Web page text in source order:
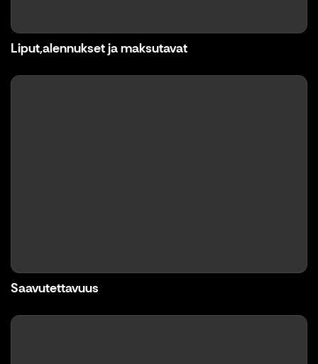
Liput,alennukset ja maksutavat
Saavutettavuus